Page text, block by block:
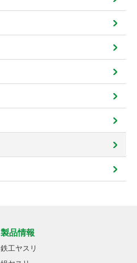
製品情報
鉄工ヤスリ